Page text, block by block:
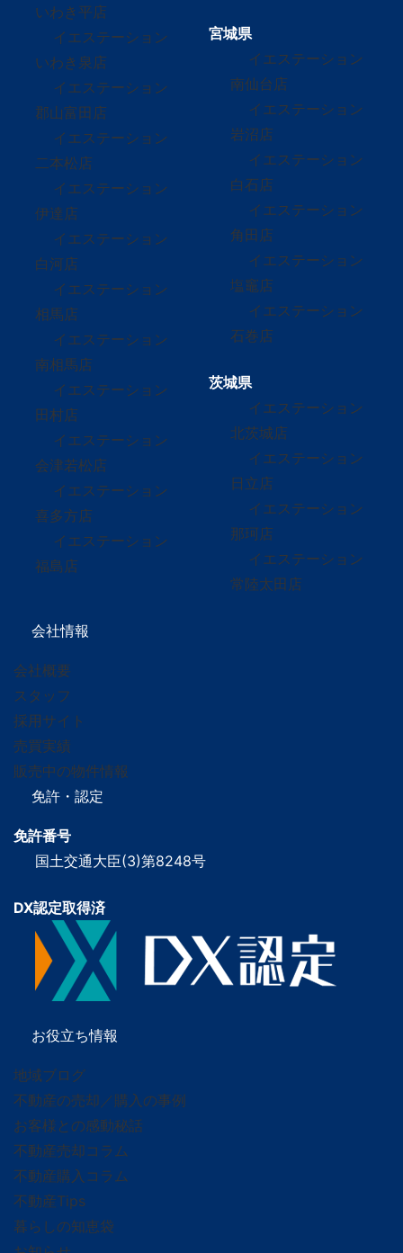
いわき平店
イエステーション
いわき泉店
イエステーション
郡山富田店
イエステーション
二本松店
イエステーション
伊達店
イエステーション
白河店
イエステーション
相馬店
イエステーション
南相馬店
イエステーション
田村店
イエステーション
会津若松店
イエステーション
喜多方店
イエステーション
福島店
宮城県
イエステーション
南仙台店
イエステーション
岩沼店
イエステーション
白石店
イエステーション
角田店
イエステーション
塩竈店
イエステーション
石巻店
茨城県
イエステーション
北茨城店
イエステーション
日立店
イエステーション
那珂店
イエステーション
常陸太田店
会社情報
会社概要
スタッフ
採用サイト
売買実績
販売中の物件情報
免許・認定
免許番号
国土交通大臣(3)第8248号
DX認定取得済
お役立ち情報
地域ブログ
不動産の売却／購入の事例
お客様との感動秘話
不動産売却コラム
不動産購入コラム
不動産Tips
暮らしの知恵袋